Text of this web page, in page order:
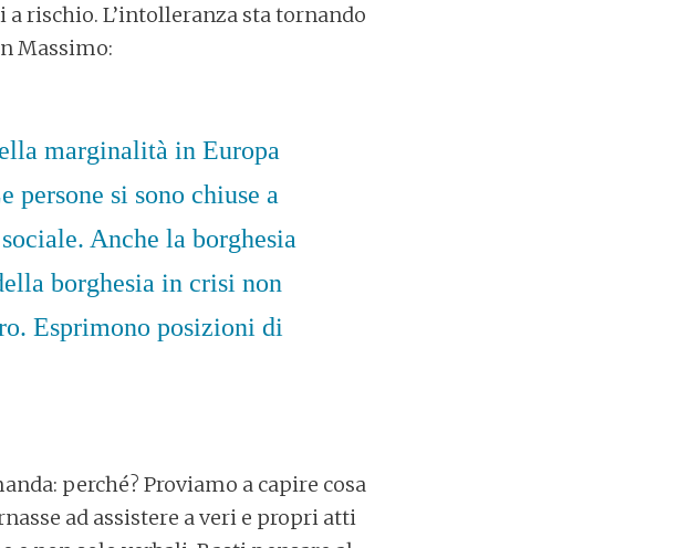
rischio. L’intolleranza sta tornando
Massimo:
marginalità in Europa
si sono chiuse a
Anche la borghesia
borghesia in crisi non
Esprimono posizioni di
perché? Proviamo a capire cosa
ad assistere a veri e propri atti